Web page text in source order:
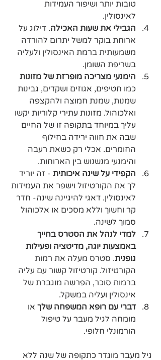
טובות יותר ושיפור העמידות
לאינסולין.
הגבילי את שעות האכילה. דילוג על
ארוחת בוקר למשל יתרום להורדה
משמעותית ברמת האינסולין ולעליה
בשריפת השומן.
הימנעי מצריכה מופרזת של מזונות
כמו חטיפים, אגוזים ושקדים, גבינות
שמנות, שמנת חמוצה ולהקצפה
ואלכוהול. מזונות עתירי קלוריות יקשו
עליך במיוחד בתקופה זו של החיים
שבה את חווה ירידה בחילוף
החומרים. אכלי רק כשאת רעבה
והימנעי מנשנוש בין הארוחות.
הקפידי על שינה איכותית - זה יוריד
לך את הקורטיזול וישפר את העמידות
לאינסולין. דאגי להיגיינה שינה- חדר
קר וחשוך וללא מסכים או אלכוהול
סמוך לשינה.
למדי לנהל את הסטרס בחייך
באמצעות יוגה, מדיטציה ופעילות
גופנית. סטרס מעלה את רמות
הקורטיזול. קורטיזול קשור עם עליה
ברמות סוכר, הפרשה מוגברת של
אינסולין ועליה במשקל.
דברי עם רופא המשפחה שלך או
מומחה לגיל מעבר על טיפול
הורמונלי חלופי.
גיל מעבר מוגדר כתקופה של שנה ללא